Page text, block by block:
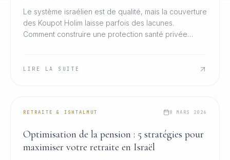
Le système israélien est de qualité, mais la couverture
des Koupot Holim laisse parfois des lacunes.
Comment construire une protection santé privée
LIRE LA SUITE
RETRAITE & ISHTALMUT 8 MARS 2026
Optimisation de la pension : 5 stratégies pour
maximiser votre retraite en Israël